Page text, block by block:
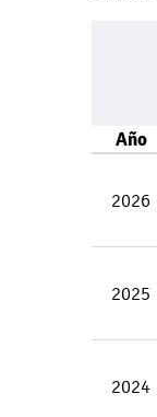
Año
2026
2025
2024